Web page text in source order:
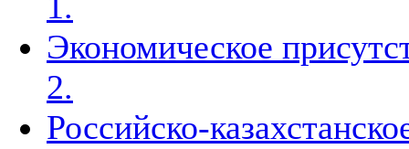
Экономическое
2.
Российско-